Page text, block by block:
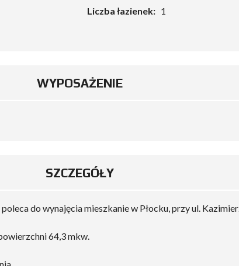
Liczba łazienek: 1
WYPOSAŻENIE
SZCZEGÓŁY
do wynajęcia mieszkanie w Płocku, przy ul.
64,3 mkw.